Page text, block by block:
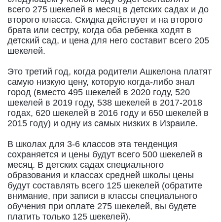
всего 275 шекелей в месяц в детских садах и до
второго класса. Скидка действует и на второго
брата или сестру, когда оба ребенка ходят в
детский сад, и цена для него составит всего 205
шекелей.
Это третий год, когда родители Ашкелона платят
самую низкую цену, которую когда-либо знал
город (вместо 495 шекелей в 2020 году, 520
шекелей в 2019 году, 538 шекелей в 2017-2018
годах, 620 шекелей в 2016 году и 650 шекелей в
2015 году) и одну из самых низких в Израиле.
В школах для 3-6 классов эта тенденция
сохраняется и цены будут всего 500 шекелей в
месяц. В детских садах специального
образования и классах средней школы цены
будут составлять всего 125 шекелей (обратите
внимание, при записи в классы специального
обучения при оплате 275 шекелей, вы будете
платить только 125 шекелей).